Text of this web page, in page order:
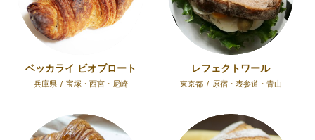
ベッカライ ビオブロート
兵庫県 / 宝塚・西宮・尼崎
レフェクトワール
東京都 / 原宿・表参道・青山